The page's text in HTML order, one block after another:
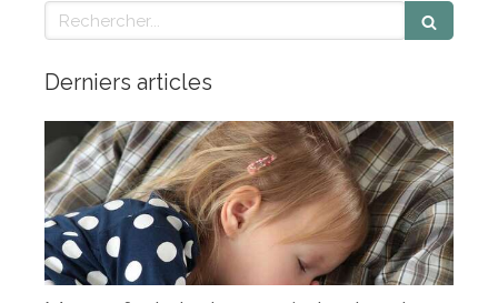
Rechercher
Derniers articles